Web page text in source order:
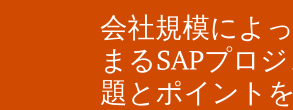
会社規模によ
まるSAPプロ
題とポイント